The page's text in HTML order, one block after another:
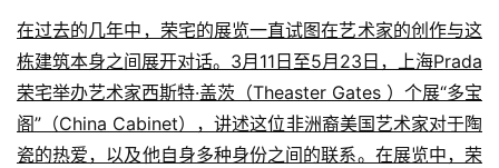
在过去的几年中，荣宅的展览一直试图在艺术家的创作与这
栋建筑本身之间展开对话。3月11日至5月23日，上海Prada
荣宅举办艺术家西斯特·盖茨（Theaster Gates ）个展“多宝
阁”（China Cabinet），讲述这位非洲裔美国艺术家对于陶
瓷的热爱，以及他自身多种身份之间的联系。在展览中，荣